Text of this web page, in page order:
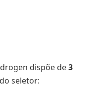
dispõe de3
seletor: